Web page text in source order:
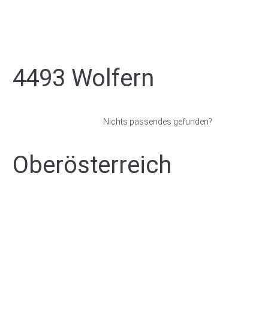
4493 Wolfern
Nichts passendes gefunden?
Oberösterreich